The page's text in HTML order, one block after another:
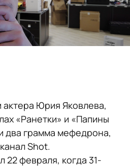
Юрия Яковлева,
«Ранетки» и «Папины
два грамма мефедрона,
Shot.
22 февраля, когда 31-